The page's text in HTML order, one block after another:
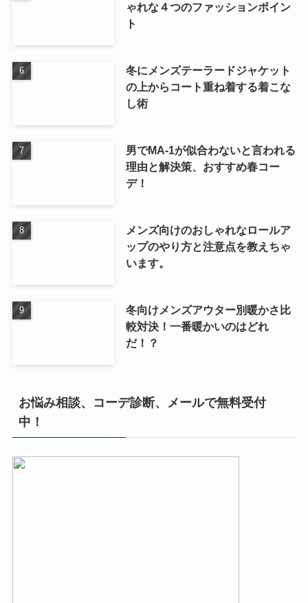
ゃれな４つのファッションポイン
ト
冬にメンズテーラードジャケット
の上からコート重ね着する着こな
し術
男でMA-1が似合わないと言われる
理由と解決策、おすすめ春コー
デ！
メンズ向けのおしゃれなロールア
ップのやり方と注意点を教えちゃ
います。
冬向けメンズアウター別暖かさ比
較対決！一番暖かいのはどれ
だ！？
お悩み相談、コーデ診断、メールで無料受付
中！